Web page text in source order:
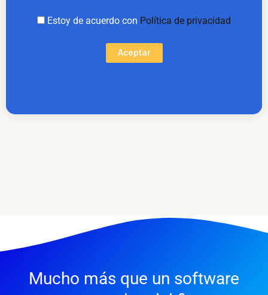
Estoy de acuerdo con Política de privacidad
Aceptar
Mucho más que un software